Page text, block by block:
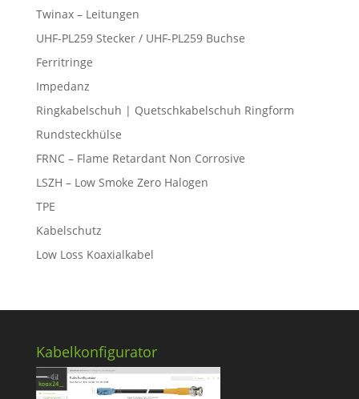
Twinax – Leitungen
UHF-PL259 Stecker / UHF-PL259 Buchse
Ferritringe
Impedanz
Ringkabelschuh | Quetschkabelschuh Ringform
Rundsteckhülse
FRNC – Flame Retardant Non Corrosive
LSZH – Low Smoke Zero Halogen
TPE
Kabelschutz
Low Loss Koaxialkabel
Kabelkonfigurator